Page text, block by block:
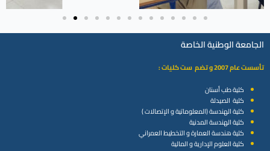
الجامعة الوطنية الخاصة
تأسست عام 2007 و تضم ست كليات :
كلية طب أسنان
كلية الصيدلة
كلية الهندسة (المعلوماتية و الإتصالات )
كلية الهندسة المدنية
كلية هندسة العمارة و التخطيط العمراني
كلية العلوم الإدارية و المالية